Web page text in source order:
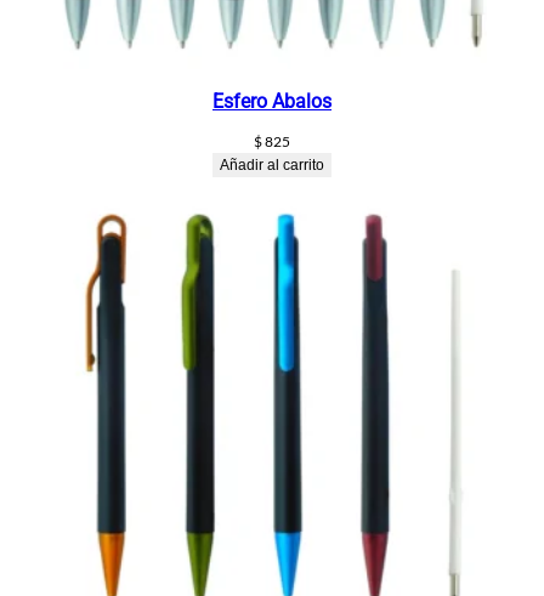
Esfero Abalos
$825
Añadir al carrito